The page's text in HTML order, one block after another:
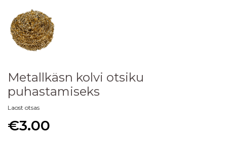
Metallkäsn kolvi otsiku
puhastamiseks
Laost otsas
€3.00